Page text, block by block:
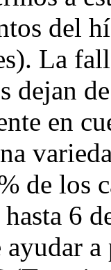
del
La
dejan
en
de los
6